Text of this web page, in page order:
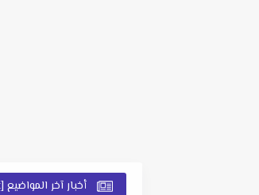
أخبار آخر المواضيع [LastPost]